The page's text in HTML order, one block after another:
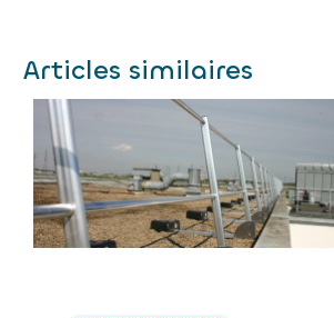
Articles similaires